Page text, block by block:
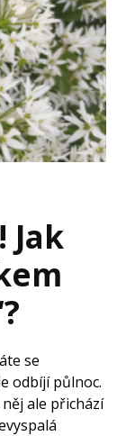
Jak
se
odbíjí půlnoc.
ale přichází